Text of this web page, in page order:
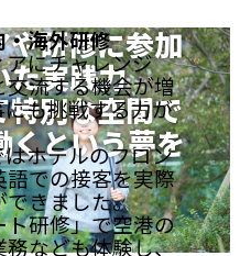
や研修に参加
た実践力
特別な空間で
くという夢を
海外研修
にチャレンジ
交流する機会が増
も挑戦する力が
ホテルのフロン
語での接客を実際
できました。
ト研修」で空港の
なども体験し、